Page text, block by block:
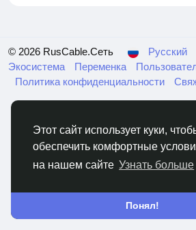
Этот сайт использует куки,
обеспечить комфортные
на нашем сайте Узнать больше
Понял!
© 2026 RusCable.Сеть
Русский
Экосистема
Переменка
Политика конфиденциальности